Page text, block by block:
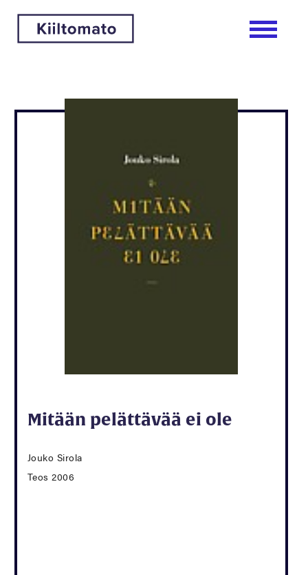
Mitään pelättävää ei ole
Jouko Sirola
Teos 2006